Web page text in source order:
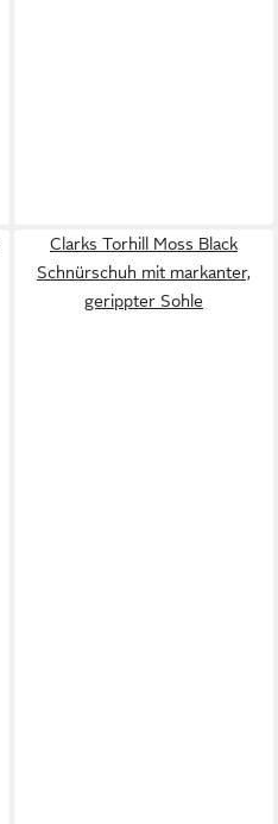
Clarks Torhill Moss Black
Schnürschuh mit markanter,
gerippter Sohle